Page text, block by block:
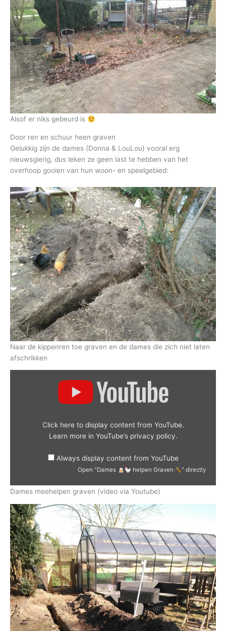
Alsof er niks gebeurd is
Door ren en schuur heen graven
Gelukkig zijn de dames (Donna & LouLou) vooral erg
nieuwsgierig, dus leken ze geen last te hebben van het
overhoop gooien van hun woon- en speelgebied:
Naar de kippenren toe graven en de dames die zich niet laten
afschrikken
Display
Click here to display content from YouTube.
Learn more in YouTube’s privacy policy.
Always display content from YouTube
Open "Dames helpen Graven " directly
Dames meehelpen graven (video via Youtube)